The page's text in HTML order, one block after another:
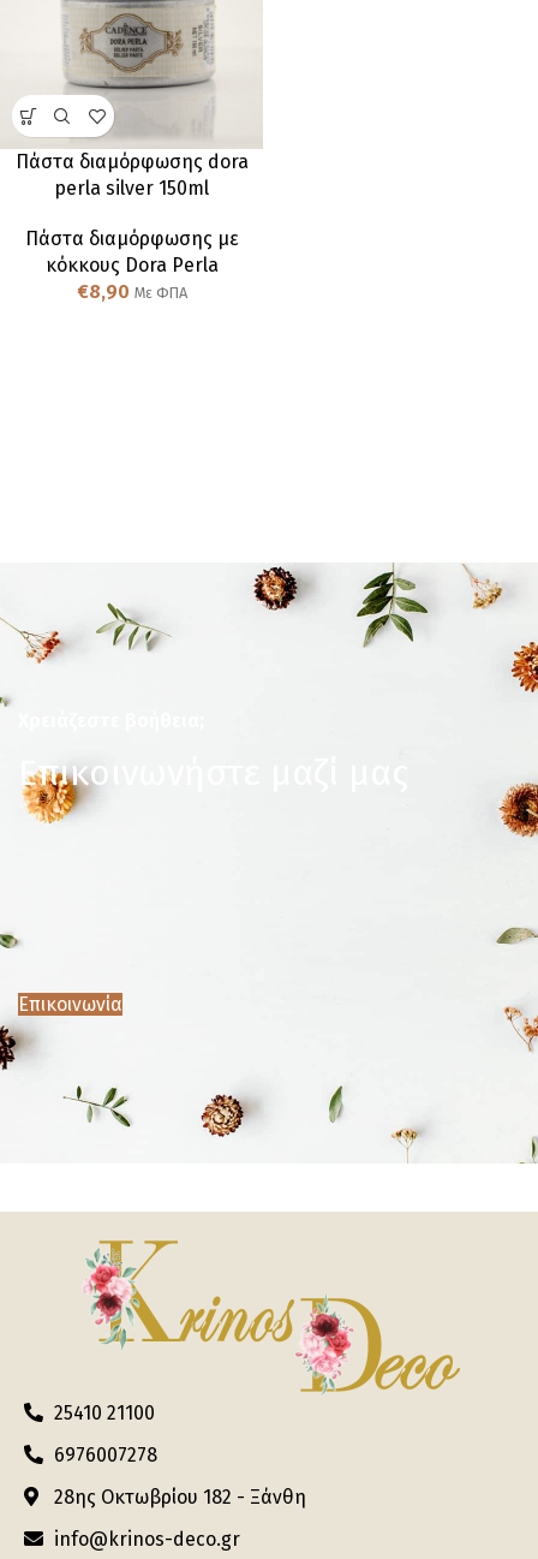
Πάστα διαμόρφωσης dora
perla silver 150ml
Πάστα διαμόρφωσης με
κόκκους Dora Perla
€8,90 Με ΦΠΑ
Επικοινωνήστε μαζί μας
Επικοινωνία
25410 21100
6976007278
28ης Οκτωβρίου 182 - Ξάνθη
info@krinos-deco.gr